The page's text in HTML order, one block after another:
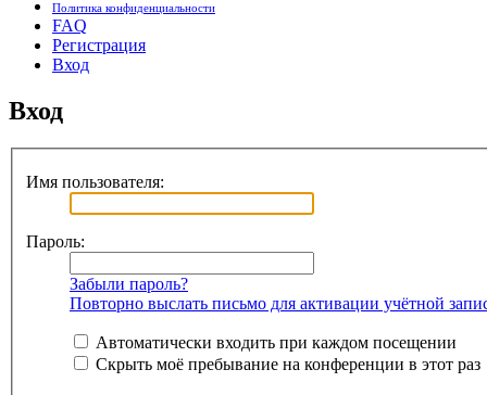
Политика конфиденциальности
FAQ
Регистрация
Вход
Вход
Имя пользователя:
Пароль:
Забыли пароль?
Повторно выслать письмо для активации учётной
Автоматически входить при каждом посещении
Скрыть моё пребывание на конференции в этот раз